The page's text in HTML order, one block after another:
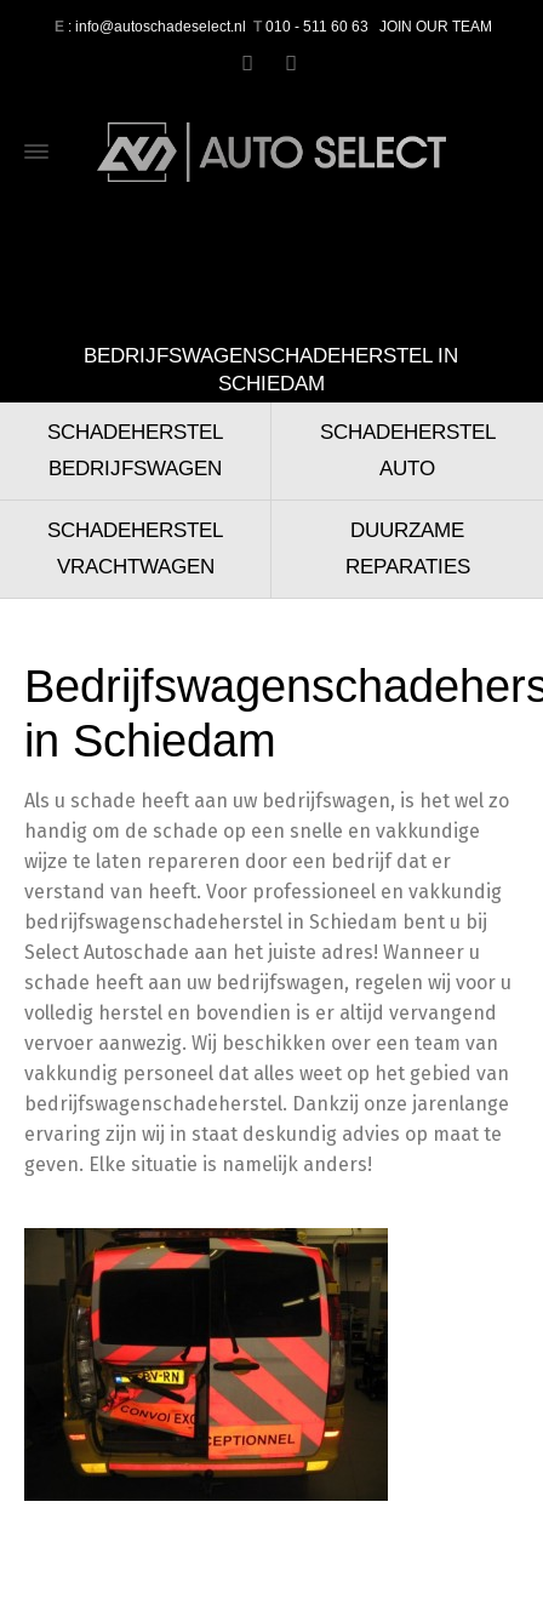
E : info@autoschadeselect.nl T 010 - 511 60 63 JOIN OUR TEAM
BEDRIJFSWAGENSCHADEHERSTEL IN
SCHIEDAM
SCHADEHERSTEL
BEDRIJFSWAGEN
SCHADEHERSTEL
AUTO
SCHADEHERSTEL
VRACHTWAGEN
DUURZAME
REPARATIES
in Schiedam
Als u schade heeft aan uw bedrijfswagen, is het wel zo
handig om de schade op een snelle en vakkundige
wijze te laten repareren door een bedrijf dat er
verstand van heeft. Voor professioneel en vakkundig
bedrijfswagenschadeherstel in Schiedam bent u bij
Select Autoschade aan het juiste adres! Wanneer u
schade heeft aan uw bedrijfswagen, regelen wij voor u
volledig herstel en bovendien is er altijd vervangend
vervoer aanwezig. Wij beschikken over een team van
vakkundig personeel dat alles weet op het gebied van
bedrijfswagenschadeherstel. Dankzij onze jarenlange
ervaring zijn wij in staat deskundig advies op maat te
geven. Elke situatie is namelijk anders!